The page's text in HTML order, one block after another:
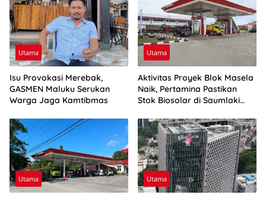
Utama
Isu Provokasi Merebak,
GASMEN Maluku Serukan
Warga Jaga Kamtibmas
Utama
Aktivitas Proyek Blok Masela
Naik, Pertamina Pastikan
Stok Biosolar di Saumlaki
Utama Utama